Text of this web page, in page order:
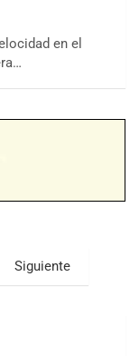
en el
Siguiente